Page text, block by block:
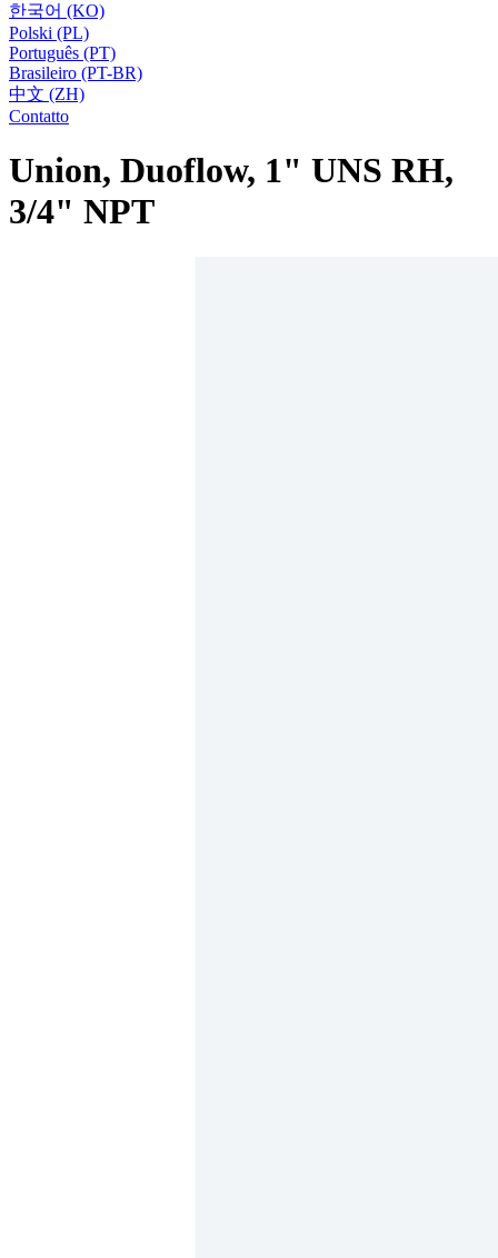
한국어 (KO)
Polski (PL)
Português (PT)
Brasileiro (PT-BR)
中文 (ZH)
Contatto
Union, Duoflow, 1" UNS RH,
3/4" NPT